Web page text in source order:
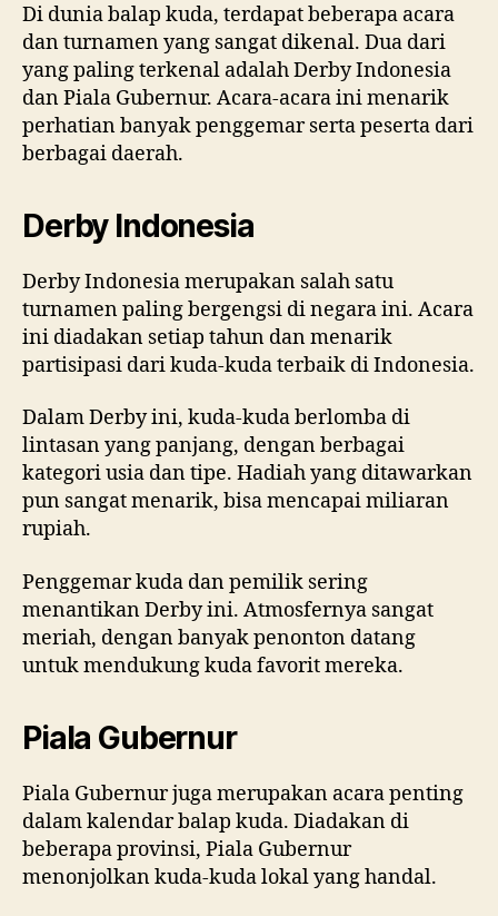
Di dunia balap kuda, terdapat beberapa acara
dan turnamen yang sangat dikenal. Dua dari
yang paling terkenal adalah Derby Indonesia
dan Piala Gubernur. Acara-acara ini menarik
perhatian banyak penggemar serta peserta dari
berbagai daerah.
Derby Indonesia
Derby Indonesia merupakan salah satu
turnamen paling bergengsi di negara ini. Acara
ini diadakan setiap tahun dan menarik
partisipasi dari kuda-kuda terbaik di Indonesia.
Dalam Derby ini, kuda-kuda berlomba di
lintasan yang panjang, dengan berbagai
kategori usia dan tipe. Hadiah yang ditawarkan
pun sangat menarik, bisa mencapai miliaran
rupiah.
Penggemar kuda dan pemilik sering
menantikan Derby ini. Atmosfernya sangat
meriah, dengan banyak penonton datang
untuk mendukung kuda favorit mereka.
Piala Gubernur
Piala Gubernur juga merupakan acara penting
dalam kalendar balap kuda. Diadakan di
beberapa provinsi, Piala Gubernur
menonjolkan kuda-kuda lokal yang handal.